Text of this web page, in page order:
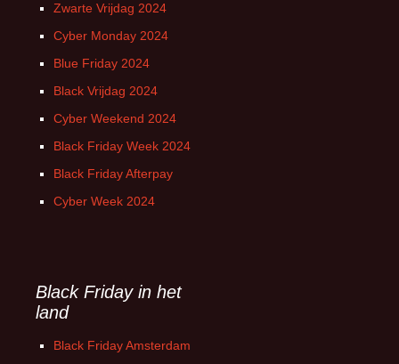
Zwarte Vrijdag 2024
Cyber Monday 2024
Blue Friday 2024
Black Vrijdag 2024
Cyber Weekend 2024
Black Friday Week 2024
Black Friday Afterpay
Cyber Week 2024
Black Friday in het
land
Black Friday Amsterdam